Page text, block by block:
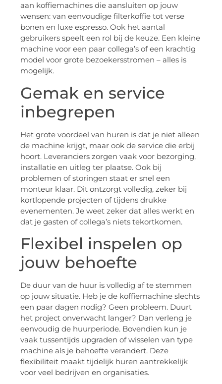
aan koffiemachines die aansluiten op jouw
wensen: van eenvoudige filterkoffie tot verse
bonen en luxe espresso. Ook het aantal
gebruikers speelt een rol bij de keuze. Een kleine
machine voor een paar collega’s of een krachtig
model voor grote bezoekersstromen – alles is
mogelijk.
Gemak en service
inbegrepen
Het grote voordeel van huren is dat je niet alleen
de machine krijgt, maar ook de service die erbij
hoort. Leveranciers zorgen vaak voor bezorging,
installatie en uitleg ter plaatse. Ook bij
problemen of storingen staat er snel een
monteur klaar. Dit ontzorgt volledig, zeker bij
kortlopende projecten of tijdens drukke
evenementen. Je weet zeker dat alles werkt en
dat je gasten of collega’s niets tekortkomen.
Flexibel inspelen op
jouw behoefte
De duur van de huur is volledig af te stemmen
op jouw situatie. Heb je de koffiemachine slechts
een paar dagen nodig? Geen probleem. Duurt
het project onverwacht langer? Dan verleng je
eenvoudig de huurperiode. Bovendien kun je
vaak tussentijds upgraden of wisselen van type
machine als je behoefte verandert. Deze
flexibiliteit maakt tijdelijk huren aantrekkelijk
voor veel bedrijven en organisaties.